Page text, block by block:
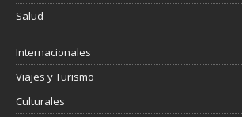
Salud
Internacionales
Viajes y Turismo
Culturales